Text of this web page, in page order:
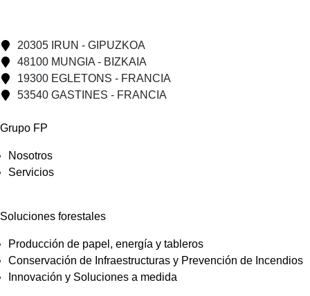
20305 IRUN - GIPUZKOA
48100 MUNGIA - BIZKAIA
19300 EGLETONS - FRANCIA
53540 GASTINES - FRANCIA
Grupo FP
Nosotros
Servicios
Soluciones forestales
Producción de papel, energía y tableros
Conservación de Infraestructuras y Prevención de Incendios
Innovación y Soluciones a medida